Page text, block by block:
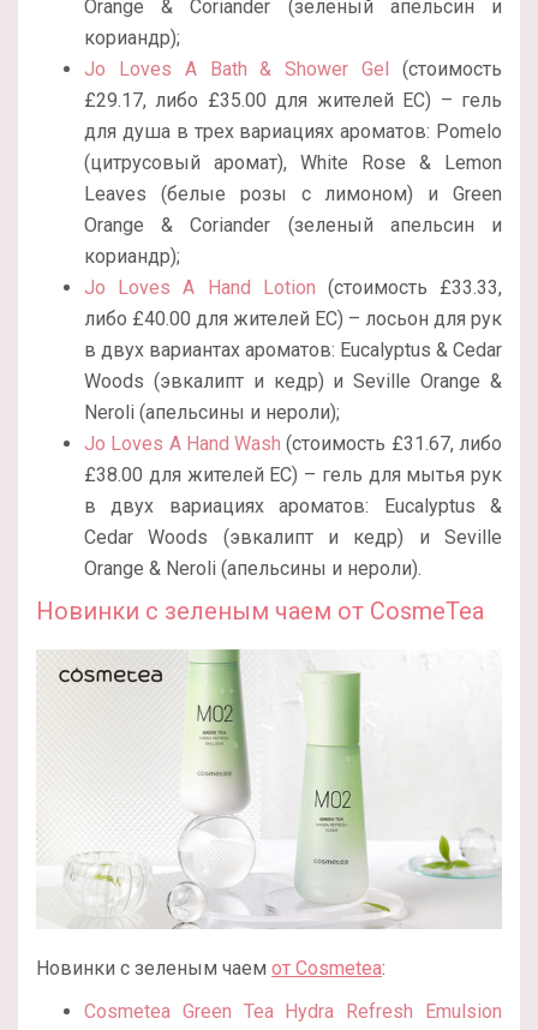
Orange & Coriander (зеленый апельсин и
кориандр);
Jo Loves A Bath & Shower Gel
(стоимость
£29.17, либо £35.00 для жителей ЕС) – гель
для душа в трех вариациях ароматов: Pomelo
(цитрусовый аромат), White Rose & Lemon
Leaves (белые розы с лимоном) и Green
Orange & Coriander (зеленый апельсин и
кориандр);
Jo Loves A Hand Lotion (стоимость £33.33,
либо £40.00 для жителей ЕС) – лосьон для рук
в двух вариантах ароматов: Eucalyptus & Cedar
Woods (эвкалипт и кедр) и Seville Orange &
Neroli (апельсины и нероли);
Jo Loves A Hand Wash (стоимость £31.67, либо
£38.00 для жителей ЕС) – гель для мытья рук
в двух вариациях ароматов: Eucalyptus &
Cedar Woods (эвкалипт и кедр) и Seville
Orange & Neroli (апельсины и нероли).
Новинки с зеленым чаем от CosmeTea
Новинки с зеленым чаем от Cosmetea:
Cosmetea Green Tea Hydra Refresh Emulsion